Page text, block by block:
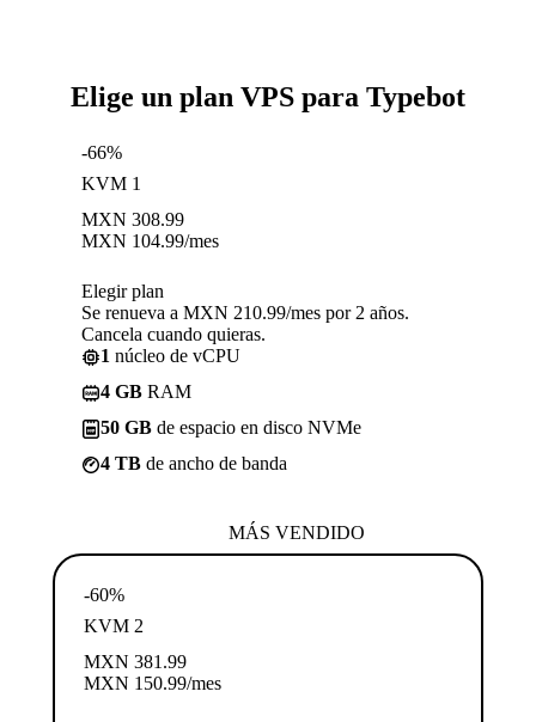
Elige un plan VPS para Typebot
-66%
KVM 1
MXN 308.99
MXN 104.99/mes
Elegir plan
Se renueva a MXN 210.99/mes por 2 años.
Cancela cuando quieras.
1 núcleo de vCPU
4 GB RAM
50 GB de espacio en disco NVMe
4 TB de ancho de banda
MÁS VENDIDO
-60%
KVM 2
MXN 381.99
MXN 150.99/mes